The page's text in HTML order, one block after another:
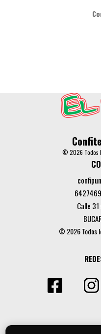
© 2026 Todos
Calle
© 2026 Todos